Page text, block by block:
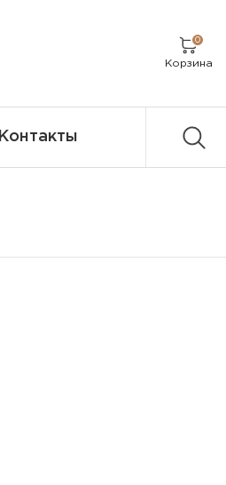
0
Корзина
Контакты